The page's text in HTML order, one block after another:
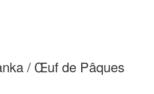
/ Œuf de Pâques